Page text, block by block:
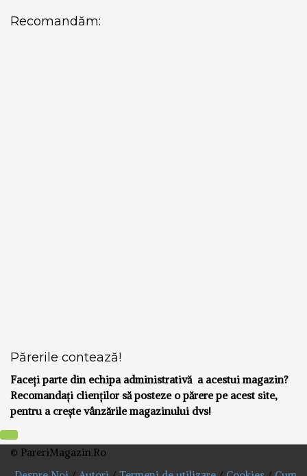
Recomandăm:
Părerile contează!
Faceți parte din echipa administrativă a acestui magazin?
Recomandați clienților să posteze o părere pe acest site,
pentru a crește vânzările magazinului dvs!
© PareriMagazin.Ro